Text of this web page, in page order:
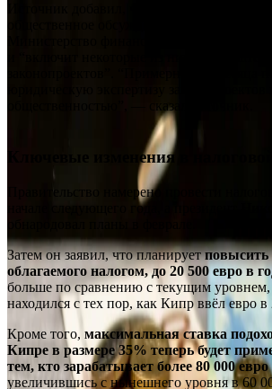
Источник добавил, что законопроекты
общественное обсуждение “примерно 9
Министерство финансов “оценит
и “включит некоторые из них в
законопроектов”. “Примерно два месяца
юридическую экспертизу законопроектов
общественностью”, — сказал источник.
Ключевые изменения в налоговой
Правительство намерено провести
начале следующего года, а президент
Затем он заявил, что планируетповысить
облагаемого налогом, до 20 500 евро в
больше по сравнению с текущим уровнем,
находился с тех пор, как Кипр ввёл евро в
Кроме того, максимальная ставка
Кипре в размере 35% теперь будет
тем, кто зарабатывает более 80 000 евро
увеличившись с нынешнего уровня в 60